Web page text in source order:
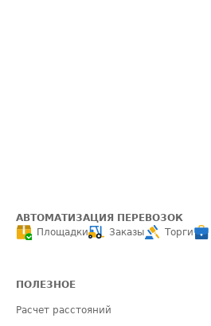
АВТОМАТИЗАЦИЯ ПЕРЕВОЗОК
Площадки
Заказы Торги
ПОЛЕЗНОЕ
Расчет расстояний